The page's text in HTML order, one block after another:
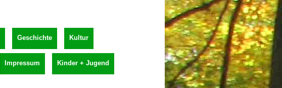
Geschichte Kultur
Impressum Kinder + Jugend